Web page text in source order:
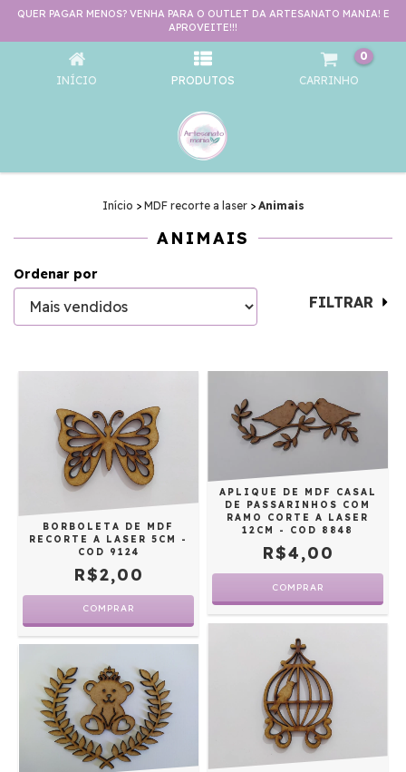
QUER PAGAR MENOS? VENHA PARA O OUTLET DA ARTESANATO MANIA! E
APROVEITE!!!
ANIMAIS
INÍCIO PRODUTOS CARRINHO
0
Início > MDF recorte a laser > Animais
ANIMAIS
Ordenar por
FILTRAR
BORBOLETA DE MDF
RECORTE A LASER 5CM -
COD 9124
R$2,00
APLIQUE DE MDF CASAL
DE PASSARINHOS COM
RAMO CORTE A LASER
12CM - COD 8848
R$4,00